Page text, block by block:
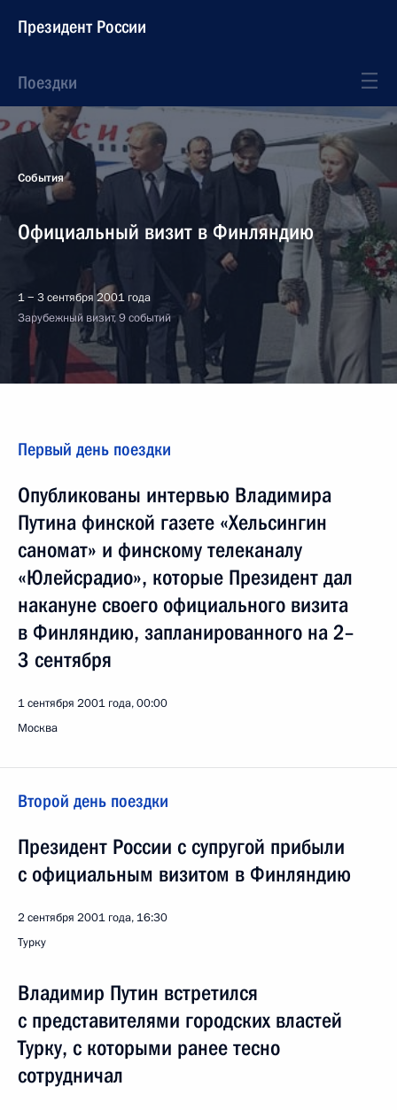
Президент России
Поездки
События
Официальный визит в Финляндию
1 − 3 сентября 2001 года
Зарубежный визит, 9 событий
Первый день поездки
Опубликованы интервью Владимира
Путина финской газете «Хельсингин
саномат» и финскому телеканалу
«Юлейсрадио», которые Президент дал
накануне своего официального визита
в Финляндию, запланированного на 2–
3 сентября
1 сентября 2001 года, 00:00
Москва
Второй день поездки
Президент России с супругой прибыли
с официальным визитом в Финляндию
2 сентября 2001 года, 16:30
Турку
Владимир Путин встретился
с представителями городских властей
Турку, с которыми ранее тесно
сотрудничал